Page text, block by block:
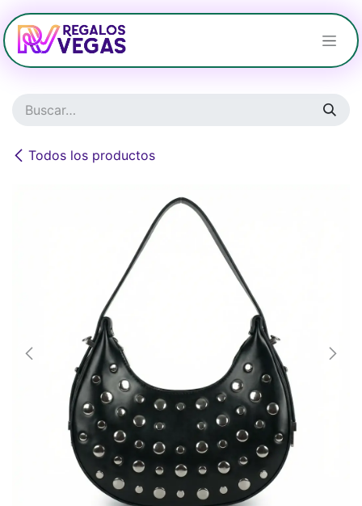
Ir al contenido
Todos los productos